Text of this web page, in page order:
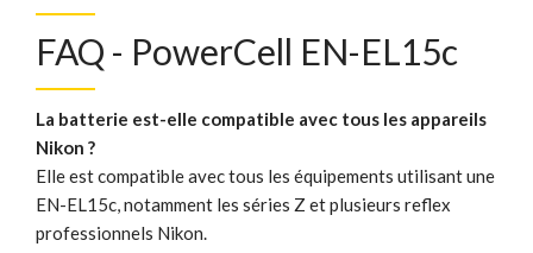
FAQ - PowerCell EN-EL15c
La batterie est-elle compatible avec tous les appareils
Nikon ?
Elle est compatible avec tous les équipements utilisant une
EN-EL15c, notamment les séries Z et plusieurs reflex
professionnels Nikon.